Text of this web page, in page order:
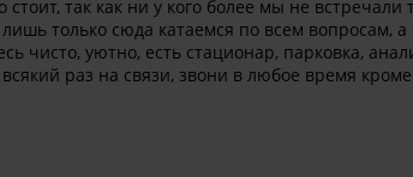
стоит, так как ни у кого более мы не встречали
только сюда катаемся по всем вопросам,
чисто, уютно, есть стационар, парковка,
раз на связи, звони в любое время